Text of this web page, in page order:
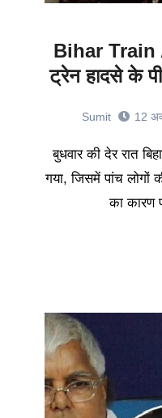
Bihar Train
ट्रेन हादसे के
Sumit 12
बुधवार की देर रात बिहार के बक्सर में एक रेल हादसा हो
गया, जिसमें पांच लोगों
का कारण